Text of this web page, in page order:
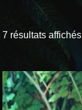
7 résultats affichés